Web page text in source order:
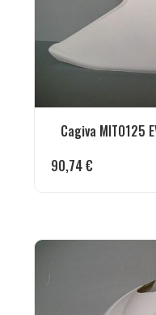
Cagiva MITO125
90,74€